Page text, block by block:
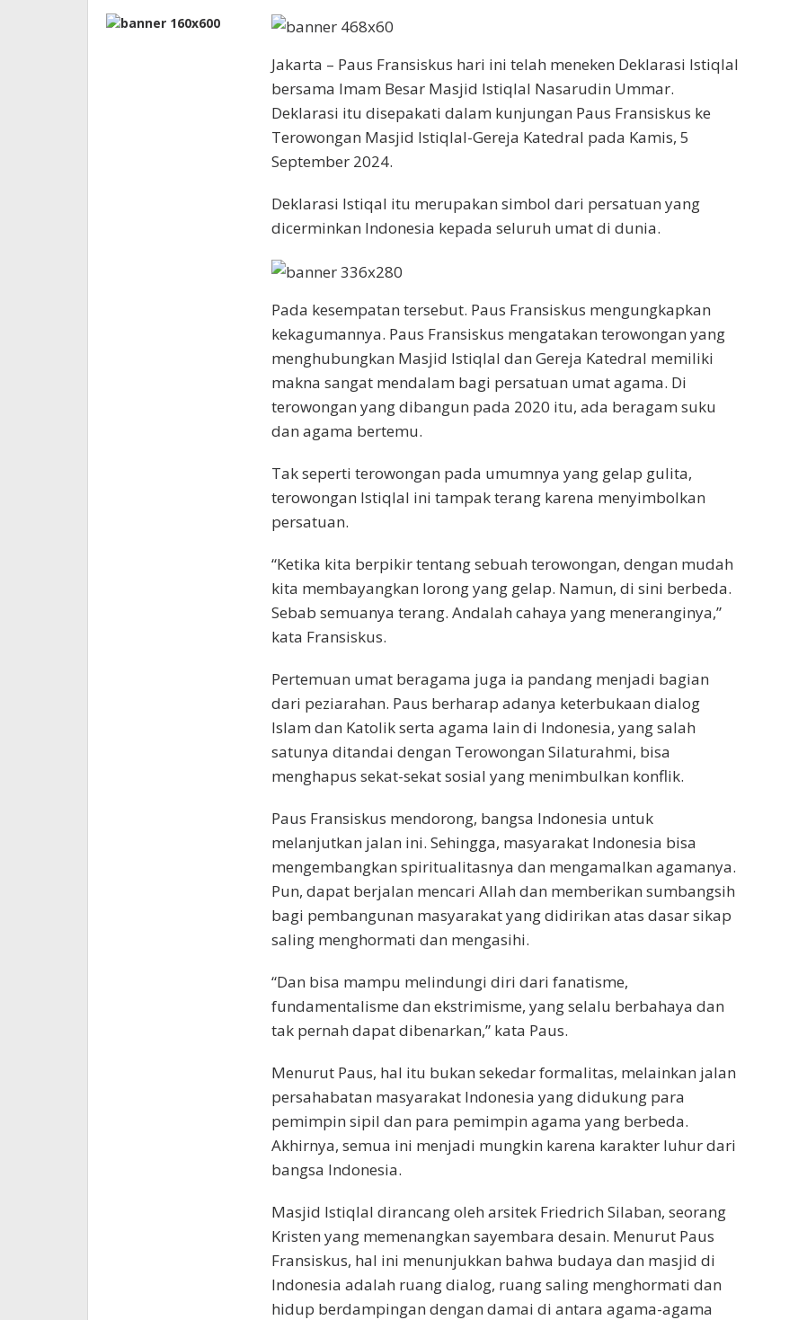
Jakarta – Paus Fransiskus hari ini telah meneken Deklarasi Istiqlal
bersama Imam Besar Masjid Istiqlal Nasarudin Ummar.
Deklarasi itu disepakati dalam kunjungan Paus Fransiskus ke
Terowongan Masjid Istiqlal-Gereja Katedral pada Kamis, 5
September 2024.
Deklarasi Istiqal itu merupakan simbol dari persatuan yang
dicerminkan Indonesia kepada seluruh umat di dunia.
Pada kesempatan tersebut. Paus Fransiskus mengungkapkan
kekagumannya. Paus Fransiskus mengatakan terowongan yang
menghubungkan Masjid Istiqlal dan Gereja Katedral memiliki
makna sangat mendalam bagi persatuan umat agama. Di
terowongan yang dibangun pada 2020 itu, ada beragam suku
dan agama bertemu.
Tak seperti terowongan pada umumnya yang gelap gulita,
terowongan Istiqlal ini tampak terang karena menyimbolkan
persatuan.
“Ketika kita berpikir tentang sebuah terowongan, dengan mudah
kita membayangkan lorong yang gelap. Namun, di sini berbeda.
Sebab semuanya terang. Andalah cahaya yang meneranginya,”
kata Fransiskus.
Pertemuan umat beragama juga ia pandang menjadi bagian
dari peziarahan. Paus berharap adanya keterbukaan dialog
Islam dan Katolik serta agama lain di Indonesia, yang salah
satunya ditandai dengan Terowongan Silaturahmi, bisa
menghapus sekat-sekat sosial yang menimbulkan konflik.
Paus Fransiskus mendorong, bangsa Indonesia untuk
melanjutkan jalan ini. Sehingga, masyarakat Indonesia bisa
mengembangkan spiritualitasnya dan mengamalkan agamanya.
Pun, dapat berjalan mencari Allah dan memberikan sumbangsih
bagi pembangunan masyarakat yang didirikan atas dasar sikap
saling menghormati dan mengasihi.
“Dan bisa mampu melindungi diri dari fanatisme,
fundamentalisme dan ekstrimisme, yang selalu berbahaya dan
tak pernah dapat dibenarkan,” kata Paus.
Menurut Paus, hal itu bukan sekedar formalitas, melainkan jalan
persahabatan masyarakat Indonesia yang didukung para
pemimpin sipil dan para pemimpin agama yang berbeda.
Akhirnya, semua ini menjadi mungkin karena karakter luhur dari
bangsa Indonesia.
Masjid Istiqlal dirancang oleh arsitek Friedrich Silaban, seorang
Kristen yang memenangkan sayembara desain. Menurut Paus
Fransiskus, hal ini menunjukkan bahwa budaya dan masjid di
Indonesia adalah ruang dialog, ruang saling menghormati dan
hidup berdampingan dengan damai di antara agama-agama